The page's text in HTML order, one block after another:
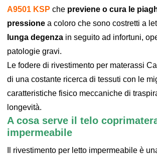
A9501 KSP che previene o cura le
pressione a coloro che sono costretti a
lunga degenza in seguito ad infortuni,
patologie gravi.
Le fodere di rivestimento per materassi
di una costante ricerca di tessuti con le
caratteristiche fisico meccaniche di
longevità.
A cosa serve il telo
impermeabile
Il rivestimento per letto impermeabile è